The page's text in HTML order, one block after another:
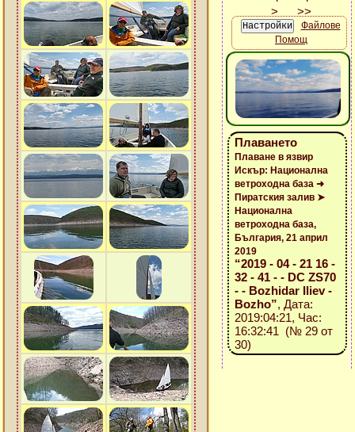
Файлове
Помощ
Плаването
Плаване в язвир
Искър: Национална
ветроходна база ➜
Пиратския залив ➤
Национална
ветроходна база,
България, 21 април
2019
“2019 - 04 - 21 16 -
32 - 41 - - DC ZS70
- - Bozhidar Iliev -
Bozho”, Дата:
2019:04:21, Час:
16:32:41 (№ 29 от
30)